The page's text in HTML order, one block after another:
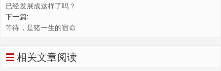
已经发展成这样了吗？
下一篇:
等待，是猪一生的宿命
相关文章阅读